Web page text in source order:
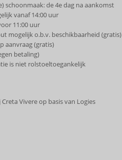
schoonmaak: de 4e dag na aankomst
vanaf 14:00 uur
11:00 uur
mogelijk o.b.v. beschikbaarheid (gratis)
aanvraag (gratis)
betaling)
is niet rolstoeltoegankelijk
Creta Vivere op basis van Logies